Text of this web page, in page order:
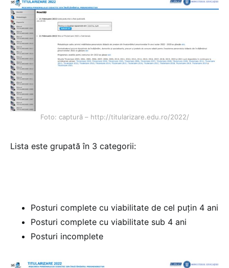
Foto: captură – http://titularizare.edu.ro/2022/
Lista este grupată în 3 categorii:
Posturi complete cu viabilitate de cel puțin 4 ani
Posturi complete cu viabilitate sub 4 ani
Posturi incomplete